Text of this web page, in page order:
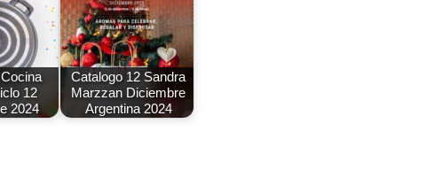
12
2024
Catalogo 12 Sandra
Marzzan Diciembre
Argentina 2024